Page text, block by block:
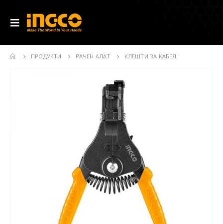
ПРОДУКТИ РАЧЕН АЛАТ КЛЕШТИ ЗА КАБЕЛ